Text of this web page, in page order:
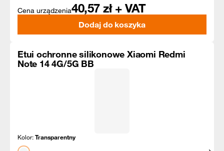
Cena urządzenia40,57 zł + VAT
Dodaj do koszyka
Etui ochronne silikonowe Xiaomi Redmi
Note 14 4G/5G BB
Kolor:Transparentny